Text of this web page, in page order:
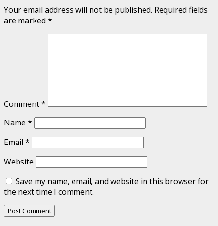
Your email address will not be published. Required fields
are marked *
Comment*
Name *
Email *
Website
Save my name, email, and website in this browser for
the next time I comment.